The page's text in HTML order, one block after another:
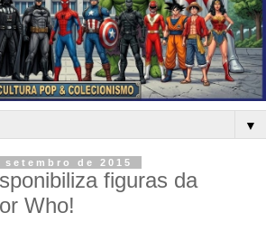
▼
de 2015
figuras da
Who!